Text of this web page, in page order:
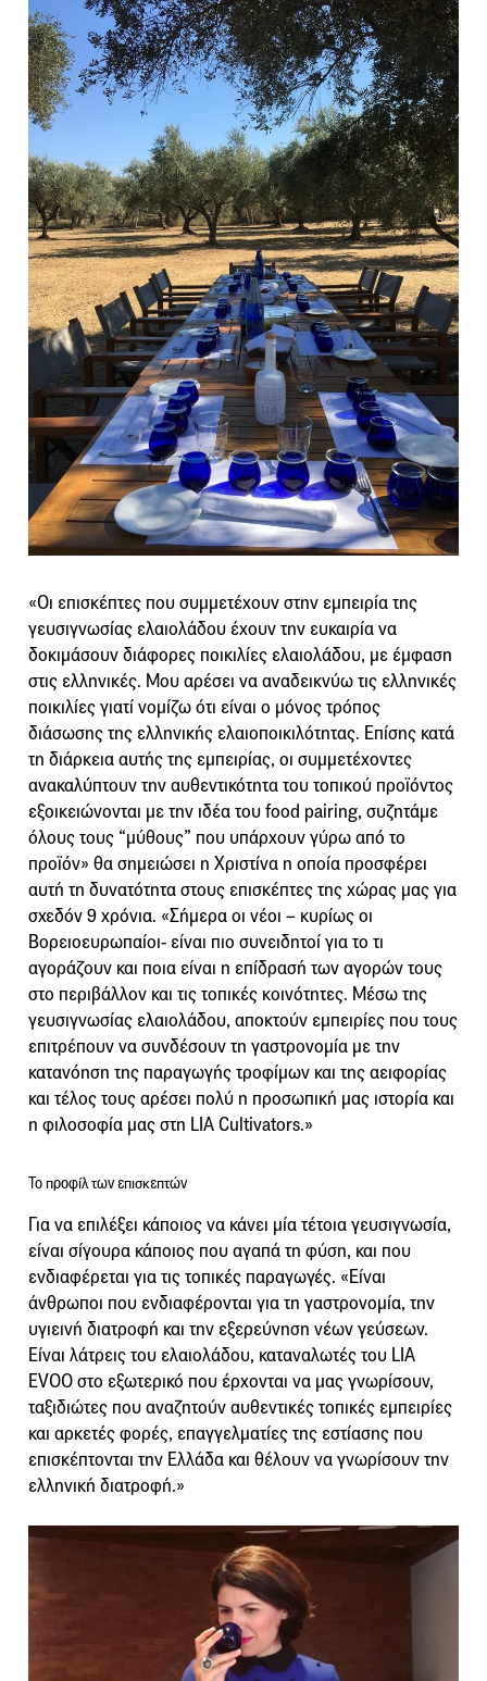
«Οι επισκέπτες που συμμετέχουν στην εμπειρία της
γευσιγνωσίας ελαιολάδου έχουν την ευκαιρία να
δοκιμάσουν διάφορες ποικιλίες ελαιολάδου, με έμφαση
στις ελληνικές. Μου αρέσει να αναδεικνύω τις ελληνικές
ποικιλίες γιατί νομίζω ότι είναι ο μόνος τρόπος
διάσωσης της ελληνικής ελαιοποικιλότητας. Επίσης κατά
τη διάρκεια αυτής της εμπειρίας, οι συμμετέχοντες
ανακαλύπτουν την αυθεντικότητα του τοπικού προϊόντος
εξοικειώνονται με την ιδέα του food pairing, συζητάμε
όλους τους “μύθους” που υπάρχουν γύρω από το
προϊόν» θα σημειώσει η Χριστίνα η οποία προσφέρει
αυτή τη δυνατότητα στους επισκέπτες της χώρας μας για
σχεδόν 9 χρόνια. «Σήμερα οι νέοι – κυρίως οι
Βορειοευρωπαίοι- είναι πιο συνειδητοί για το τι
αγοράζουν και ποια είναι η επίδρασή των αγορών τους
στο περιβάλλον και τις τοπικές κοινότητες. Μέσω της
γευσιγνωσίας ελαιολάδου, αποκτούν εμπειρίες που τους
επιτρέπουν να συνδέσουν τη γαστρονομία με την
κατανόηση της παραγωγής τροφίμων και της αειφορίας
και τέλος τους αρέσει πολύ η προσωπική μας ιστορία και
η φιλοσοφία μας στη LIA Cultivators.»
Το προφίλ των επισκεπτών
Για να επιλέξει κάποιος να κάνει μία τέτοια γευσιγνωσία,
είναι σίγουρα κάποιος που αγαπά τη φύση, και που
ενδιαφέρεται για τις τοπικές παραγωγές. «Είναι
άνθρωποι που ενδιαφέρονται για τη γαστρονομία, την
υγιεινή διατροφή και την εξερεύνηση νέων γεύσεων.
Είναι λάτρεις του ελαιολάδου, καταναλωτές του LIA
EVOO στο εξωτερικό που έρχονται να μας γνωρίσουν,
ταξιδιώτες που αναζητούν αυθεντικές τοπικές εμπειρίες
και αρκετές φορές, επαγγελματίες της εστίασης που
επισκέπτονται την Ελλάδα και θέλουν να γνωρίσουν την
ελληνική διατροφή.»